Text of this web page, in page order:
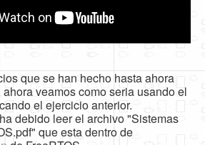
que se han hecho hasta ahora
veamos como seria usando el
el ejercicio anterior.
debido leer el archivo "Sistemas
que esta dentro de